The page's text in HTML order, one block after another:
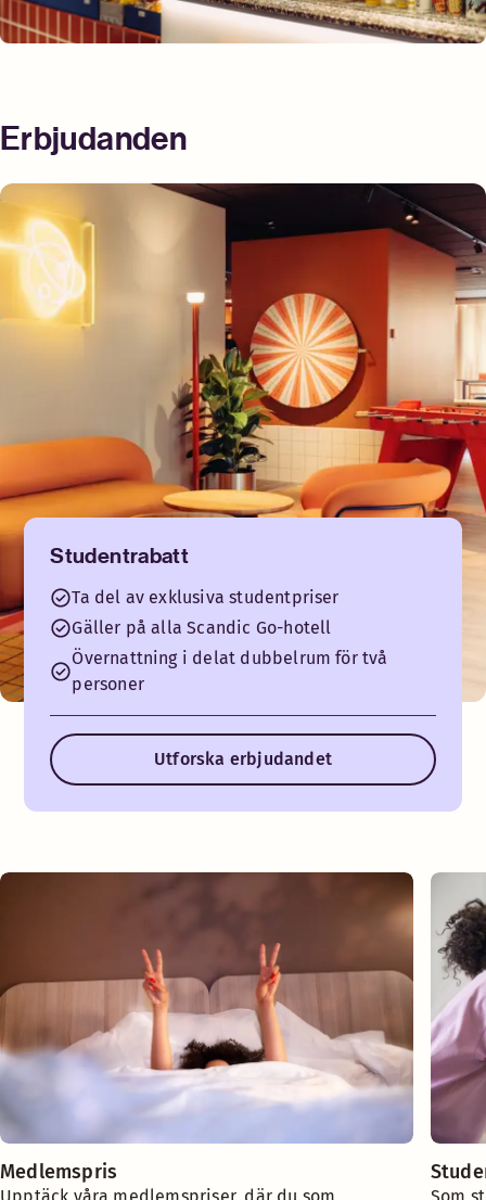
Erbjudanden
Studentrabatt
Ta del av exklusiva studentpriser
Gäller på alla Scandic Go-hotell
Övernattning i delat dubbelrum för två
personer
Utforska erbjudandet
Medlemspris